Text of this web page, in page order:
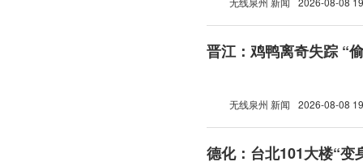
晋江：鸡鸭离奇失踪 “
无线泉州 新闻 2026-08-08
德化：台北101大楼“变